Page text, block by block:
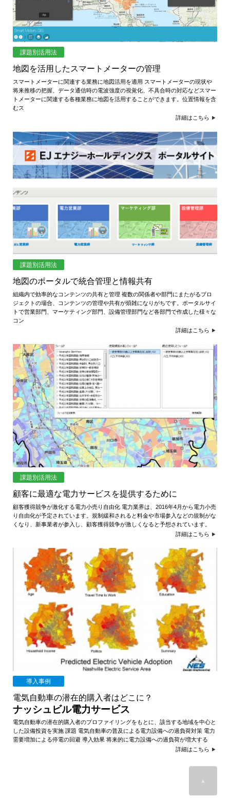
課題別活用法
地図を活用したスマートメーターの管理
スマートメーターに関連する業務に地図活用を適用 スマートメーターの現状や
将来推移の把握、データ通信時の電波強度の視覚化、不具合時の対応などスマー
トメーターに関連する各種業務に地図を活用することができます。位置情報を含
むス
詳細はこちら
課題別活用法
地図のポータルで統合管理と情報共有
組織内で効率的なコンテンツの共有と管理 複数の関係者や部門にまたがるプロ
ジェクトの場合、コンテンツの管理や共有が煩雑になりがちです。ポータルサイ
トで営業部門、マーケティング部門、設備管理部門など各部門で作成した様々な
コン
詳細はこちら
課題別活用法
顧客に最適な電力サービスを提供するために
顧客獲得競争が激化する電力小売り自由化 電力業界は、2016年4月から電力小売
り自由化が予定されています。規制緩和されると料金や市場参入などの規制がな
くなり、新事業者が参入し、顧客獲得競争が激しくなると予想されています。
詳細はこちら
導入事例
電気自動車の潜在的購入者はどこに？
ナッシュビル電力サービス
電気自動車の潜在的購入者のプロファイリングをもとに、該当する地域を中心と
した設備投資を実施 課題 電気自動車の普及による電力設備への過負荷対策 電力
需要増加による停電の回避 導入効果 将来的に電力設備への過負荷が増大する
詳細はこちら
▲